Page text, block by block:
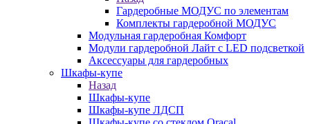
Гардеробные МОДУС по элементам
Комплекты гардеробной МОДУС
Модульная гардеробная Комфорт
Модули гардеробной Лайт с LED подсветкой
Аксессуары для гардеробных
Шкафы-купе
Назад
Шкафы-купе
Шкафы-купе ЛДСП